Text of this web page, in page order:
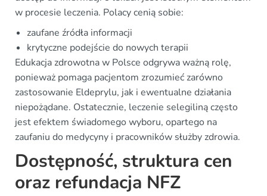
w procesie leczenia. Polacy cenią sobie:
zaufane źródła informacji
krytyczne podejście do nowych terapii
Edukacja zdrowotna w Polsce odgrywa ważną rolę,
ponieważ pomaga pacjentom zrozumieć zarówno
zastosowanie Eldeprylu, jak i ewentualne działania
niepożądane. Ostatecznie, leczenie selegiliną często
jest efektem świadomego wyboru, opartego na
zaufaniu do medycyny i pracowników służby zdrowia.
Dostępność, struktura cen
oraz refundacja NFZ